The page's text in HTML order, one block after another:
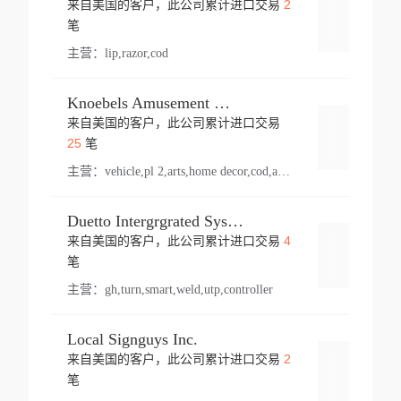
来自美国的客户，此公司累计进口交易 2
笔
主营： lip,razor,cod
Knoebels Amusement Resort
来自美国的客户，此公司累计进口交易
25笔
主营： vehicle,pl 2,arts,home decor,cod,amusement ride,sea
Duetto Intergrgrated Systems Inc.
来自美国的客户，此公司累计进口交易 4
笔
主营： gh,turn,smart,weld,utp,controller
Local Signguys Inc.
来自美国的客户，此公司累计进口交易 2
笔